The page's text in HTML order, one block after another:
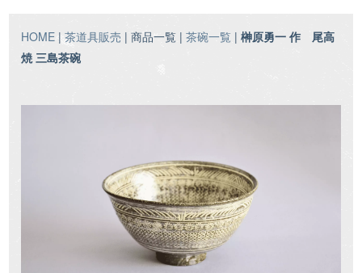
HOME |茶道具販売 | 商品一覧 |茶碗一覧 |榊原勇一 作 尾高
焼 三島茶碗